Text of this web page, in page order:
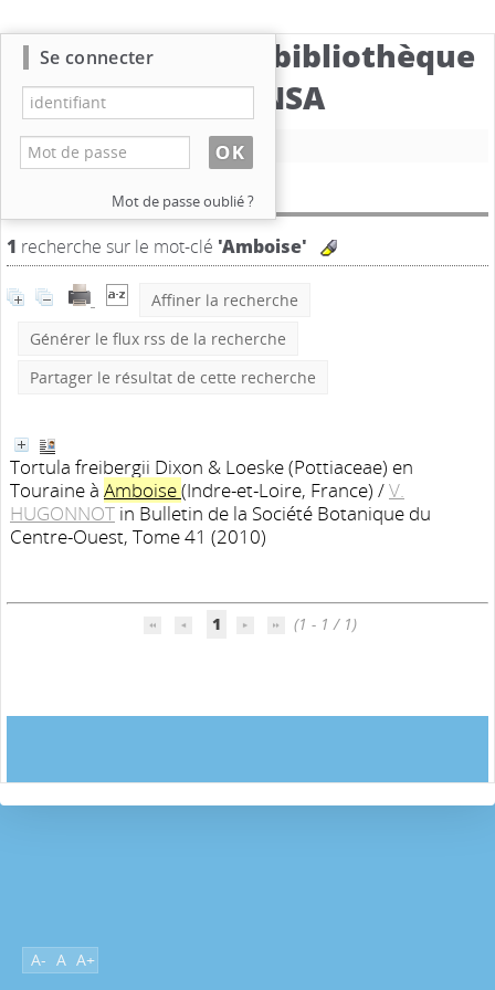
Catalogue de la bibliothèque
du CBNSA
Nouvelle recherche
Résultat de la recherche
1 recherche sur le mot-clé 'Amboise'
Affiner la recherche
Générer le flux rss de la recherche
Partager le résultat de cette recherche
Tortula freibergii Dixon & Loeske (Pottiaceae) en
Touraine à Amboise(Indre-et-Loire, France) /V.
HUGONNOT in Bulletin de la Société Botanique du
Centre-Ouest, Tome 41 (2010)
1 (1 - 1 / 1)
A- A A+
Se connecter
Mot de passe oublié ?